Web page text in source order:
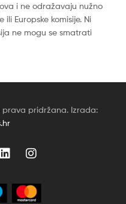
i ne odražavaju nužno
Europske komisije. Ni
ne mogu se smatrati
prava pridržana. Izrada: